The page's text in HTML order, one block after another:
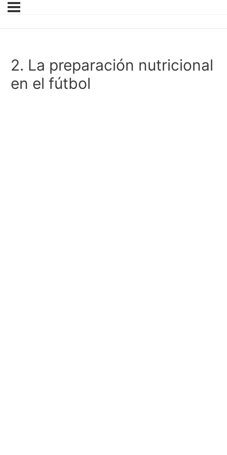
2. La preparación nutricional
en el fútbol